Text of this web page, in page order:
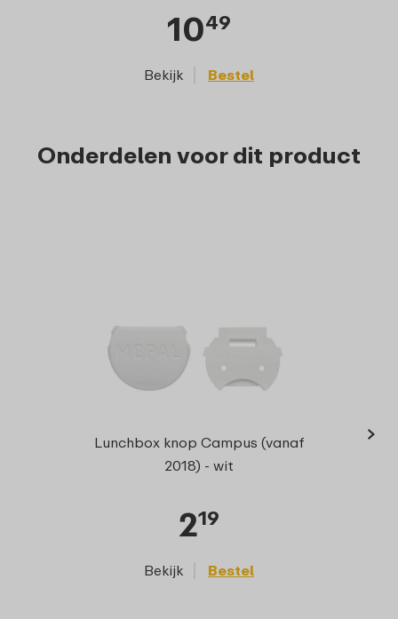
1049
Bekijk Bestel
Onderdelen voor dit product
Lunchbox knop Campus (vanaf
2018) - wit
219
Bekijk Bestel
›